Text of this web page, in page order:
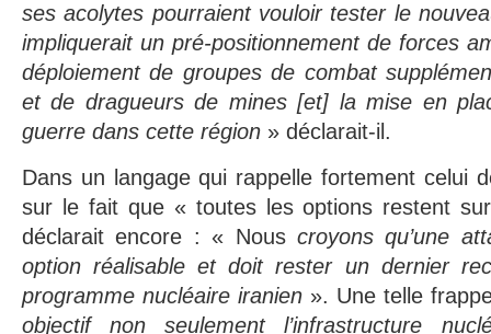
ses acolytes pourraient vouloir tester le
impliquerait un pré-positionnement de forces
déploiement de groupes de combat
et de dragueurs de mines [et] la mise en
guerre dans cette région » déclarait-il.
Dans un langage qui rappelle fortement celui
sur le fait que « toutes les options restent
déclarait encore : « Nous croyons qu’une
option réalisable et doit rester un dernier
programme nucléaire iranien ». Une telle
objectif non seulement l’infrastructure